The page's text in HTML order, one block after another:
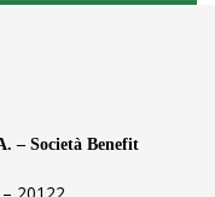
– Società Benefit